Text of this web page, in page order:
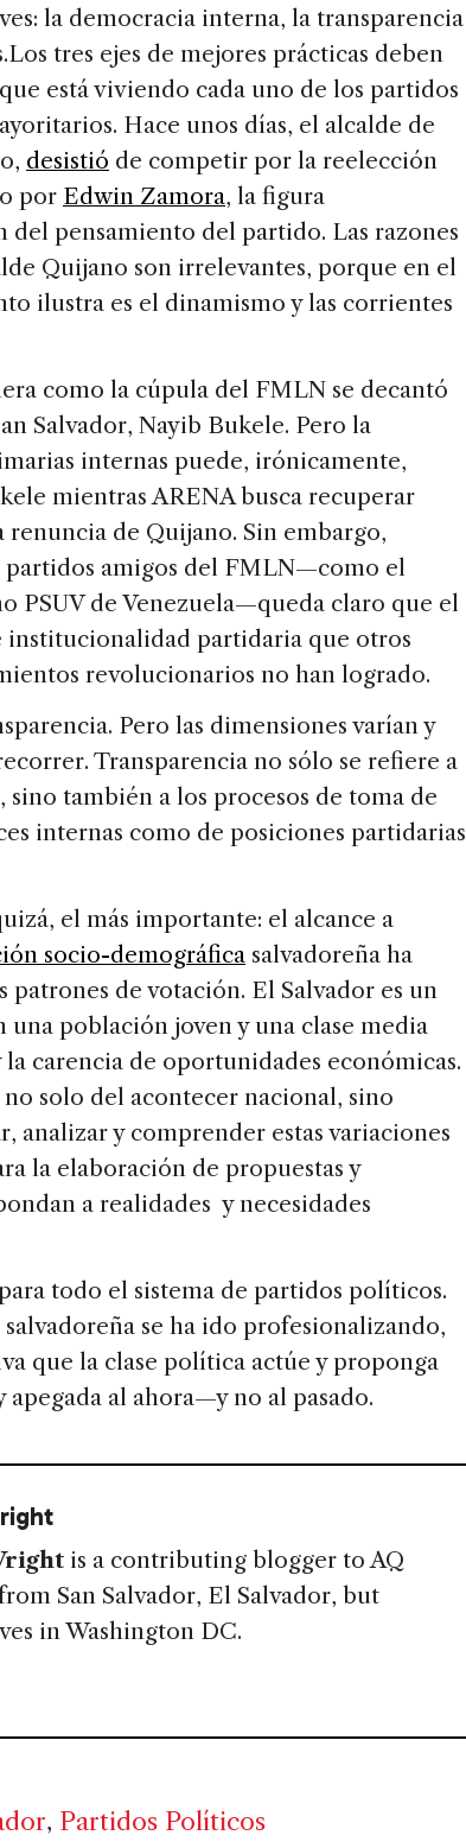
la democracia interna, la transparencia
Los tres ejes de mejores prácticas deben
está viviendo cada uno de los partidos
Hace unos días, el alcalde de
desistió de competir por la reelección
por Edwin Zamora, la figura
del pensamiento del partido. Las razones
Quijano son irrelevantes, porque en el
ilustra es el dinamismo y las corrientes
como la cúpula del FMLN se decantó
Salvador, Nayib Bukele. Pero la
internas puede, irónicamente,
mientras ARENA busca recuperar
de Quijano. Sin embargo,
partidos amigos del FMLN—como el
PSUV de Venezuela—queda claro que el
partidaria que otros
revolucionarios no han logrado.
Pero las dimensiones varían y
Transparencia no sólo se refiere a
también a los procesos de toma de
internas como de posiciones partidarias
el más importante: el alcance a
socio-demográfica salvadoreña ha
de votación. El Salvador es un
una población joven y una clase media
carencia de oportunidades económicas.
solo del acontecer nacional, sino
analizar y comprender estas variaciones
la elaboración de propuestas y
a realidades y necesidades
todo el sistema de partidos políticos.
se ha ido profesionalizando,
que la clase política actúe y proponga
al ahora—y no al pasado.
is a contributing blogger to AQ
San Salvador, El Salvador, but
in Washington DC.
, Partidos Políticos